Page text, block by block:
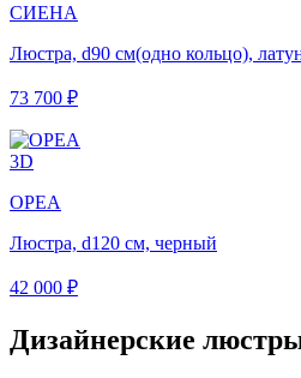
СИЕНА
Люстра, d90 см(одно кольцо),
73 700 ₽
3D
ОРЕА
Люстра, d120 см, черный
42 000 ₽
Дизайнерские